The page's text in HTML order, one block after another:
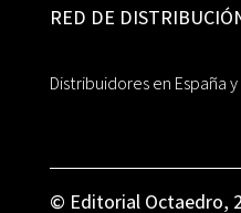
RED DE
Distribuidores en España
© Editorial Octaedro,